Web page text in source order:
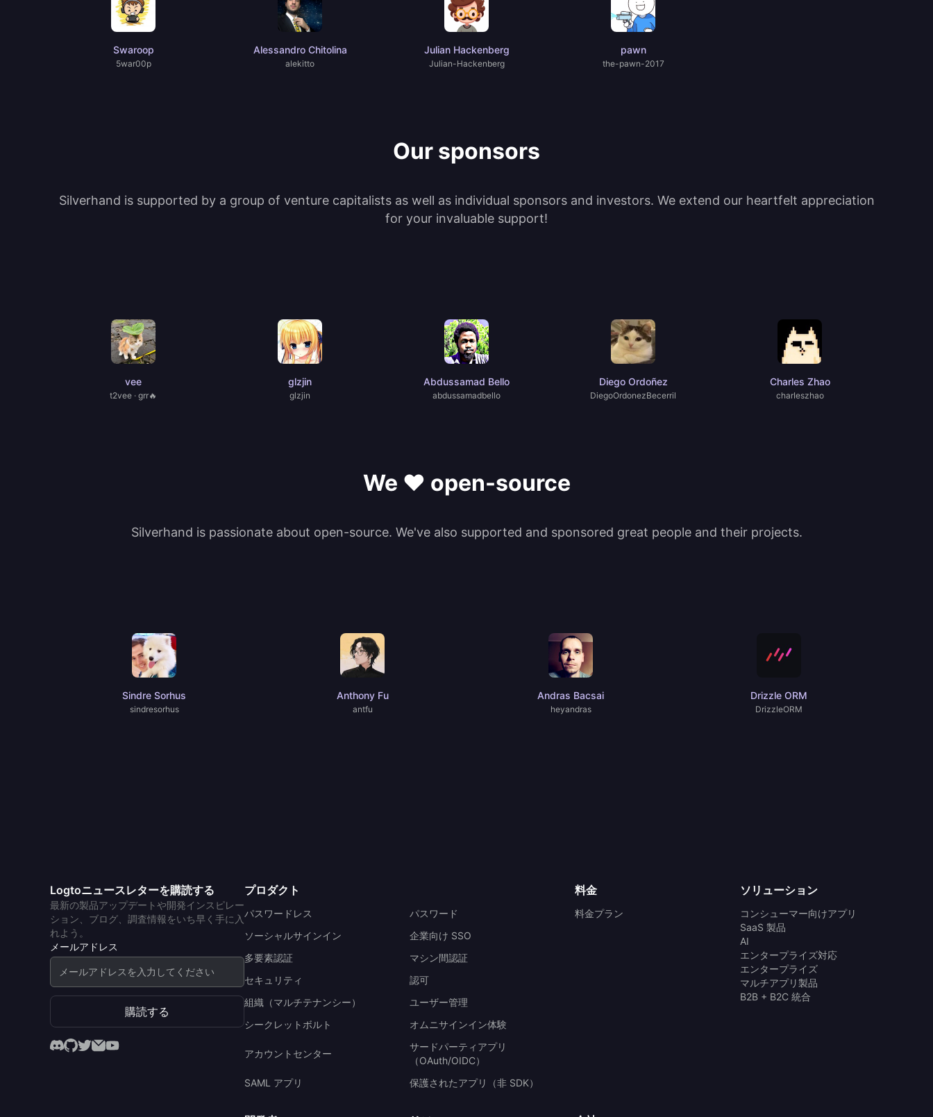
Swaroop
5war00p
Alessandro Chitolina
alekitto
Julian Hackenberg
Julian-Hackenberg
pawn
the-pawn-2017
Our sponsors
Silverhand is supported by a group of venture capitalists as well as individual sponsors and investors. We extend our heartfelt appreciation
for your invaluable support!
vee
t2vee · grr🔥
glzjin
glzjin
Abdussamad Bello
abdussamadbello
Diego Ordoñez
DiegoOrdonezBecerril
Charles Zhao
charIeszhao
We ❤️ open-source
Silverhand is passionate about open-source. We've also supported and sponsored great people and their projects.
Sindre Sorhus
sindresorhus
Anthony Fu
antfu
Andras Bacsai
heyandras
Drizzle ORM
DrizzleORM
Logtoニュースレターを購読する
最新の製品アップデートや開発インスピレー
ション、ブログ、調査情報をいち早く手に入
れよう。
メールアドレス
購読する
プロダクト
パスワードレス
パスワード
ソーシャルサインイン
企業向け SSO
多要素認証
マシン間認証
セキュリティ
認可
組織（マルチテナンシー）
ユーザー管理
シークレットボルト
オムニサインイン体験
アカウントセンター
サードパーティアプリ
（OAuth/OIDC）
SAML アプリ
保護されたアプリ（非 SDK）
料金
料金プラン
ソリューション
コンシューマー向けアプリ
SaaS 製品
AI
エンタープライズ対応
エンタープライズ
マルチアプリ製品
B2B + B2C 統合